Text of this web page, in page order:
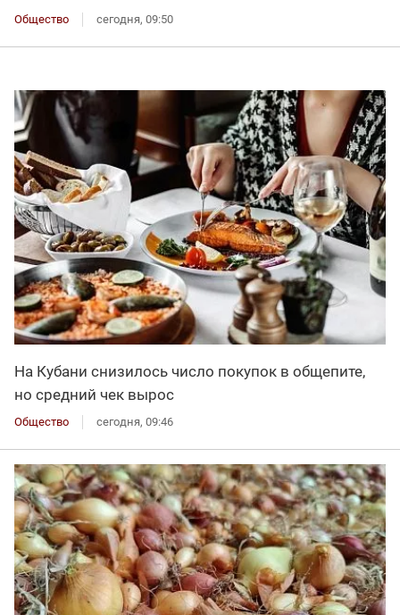
Общество сегодня, 09:50
На Кубани снизилось число покупок в общепите,
но средний чек вырос
Общество сегодня, 09:46